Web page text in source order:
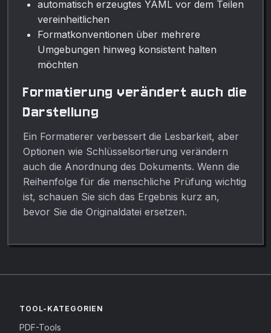
automatisch erzeugtes YAML vor dem Teilen
vereinheitlichen
Formatkonventionen über mehrere
Umgebungen hinweg konsistent halten
möchten
Formatierung verändert auch die
Darstellung
Ein Formatierer verbessert die Lesbarkeit, aber
Optionen wie Schlüsselsortierung verändern
auch die Anordnung des Dokuments. Wenn die
Reihenfolge für die menschliche Prüfung wichtig
ist, schauen Sie sich das Ergebnis kurz an,
bevor Sie die Originaldatei ersetzen.
TOOL-KATEGORIEN
PDF-Tools